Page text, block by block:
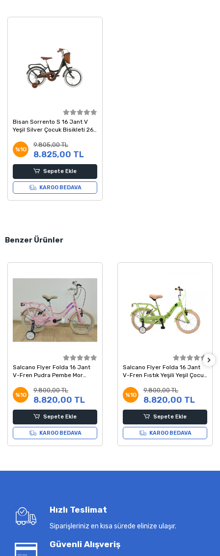
Bisan Sorrento S 16 Jant V
Yeşil Silver Çocuk Bisikleti 26
%10
9.805,00 TL
8.825,00 TL
Sepete Ekle
KARGO BEDAVA
Benzer Ürünler
Salcano Flyer Folda 16 Jant
V-Fren Pudra Pembe Mor
%10
9.800,00 TL
8.820,00 TL
Sepete Ekle
KARGO BEDAVA
Salcano Flyer Folda 16 Jant
V-Fren Fıstık Yeşili Yeşil Çocuk
%10
9.800,00 TL
8.820,00 TL
Sepete Ekle
KARGO BEDAVA
Hızlı Teslimat
Siparişleriniz en kısa sürede elinize ulaşır.
Güvenli Alışveriş